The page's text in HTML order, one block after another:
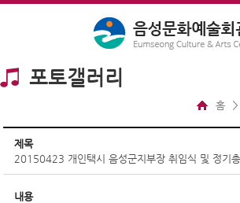
포토갤러리
홈
제목
20150423 개인택시 음성군지부장 취임식 및 정기총
내용